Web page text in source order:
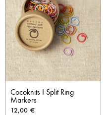
Cocoknits I Split Ring
Markers
12,00 €